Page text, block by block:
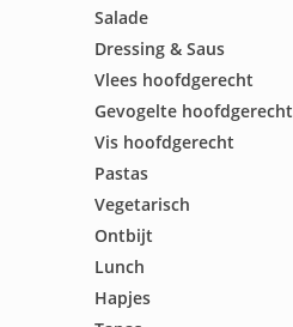
Salade
Dressing & Saus
Vlees hoofdgerecht
Gevogelte hoofdgerecht
Vis hoofdgerecht
Pastas
Vegetarisch
Ontbijt
Lunch
Hapjes